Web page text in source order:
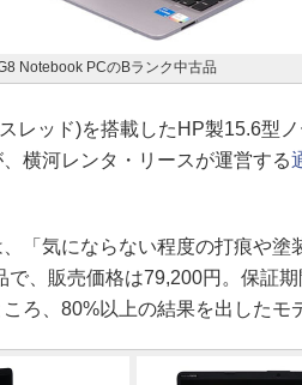
Notebook PCのBランク中古品
レッド)を搭載したHP製15.6型
横河レンタ・リースが運営する
「気にならない程度の打痕や塗
で、販売価格は79,200円。保証
ろ、80%以上の結果を出したモ